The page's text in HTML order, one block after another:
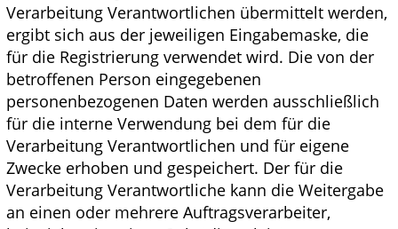
Verarbeitung Verantwortlichen übermittelt werden,
ergibt sich aus der jeweiligen Eingabemaske, die
für die Registrierung verwendet wird. Die von der
betroffenen Person eingegebenen
personenbezogenen Daten werden ausschließlich
für die interne Verwendung bei dem für die
Verarbeitung Verantwortlichen und für eigene
Zwecke erhoben und gespeichert. Der für die
Verarbeitung Verantwortliche kann die Weitergabe
an einen oder mehrere Auftragsverarbeiter,